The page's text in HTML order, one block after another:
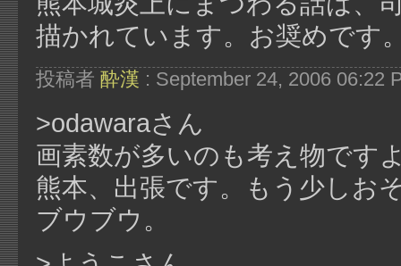
描かれています。お奨めです
投稿者 酔漢 : September 24, 2006 06:22
>odawaraさん
画素数が多いのも考え物です
熊本、出張です。もう少しお
ブウブウ。